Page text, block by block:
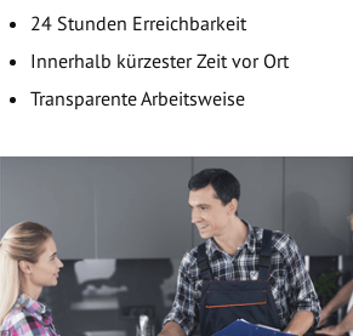
24 Stunden Erreichbarkeit
Innerhalb kürzester Zeit vor Ort
Transparente Arbeitsweise